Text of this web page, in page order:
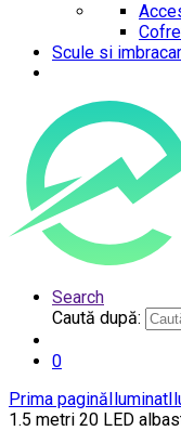
Scule si
Search
Caută după:
0
Prima paginăIluminat
1.5 metri 20 LED